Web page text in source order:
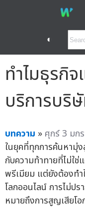
◐
ทำไมธุรกิ
บริการบริ
บทความ » ศุกร์ 3 มก
ในยุคที่ทุกการค้นหามุ่
กับความท้าทายที่ไม่ใช่
พรีเมียม แต่ยังต้องท
โลกออนไลน์ การไม่ป
หมายถึงการสูญเสียโ